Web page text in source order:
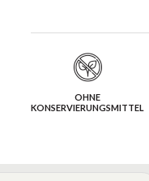
OHNE
KONSERVIERUNGSMITTEL